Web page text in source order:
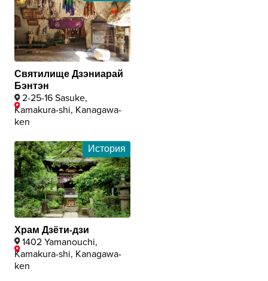
Святилище Дзэниарай
Бэнтэн
2-25-16 Sasuke,
Kamakura-shi, Kanagawa-
ken
История
Храм Дзёти-дзи
1402 Yamanouchi,
Kamakura-shi, Kanagawa-
ken